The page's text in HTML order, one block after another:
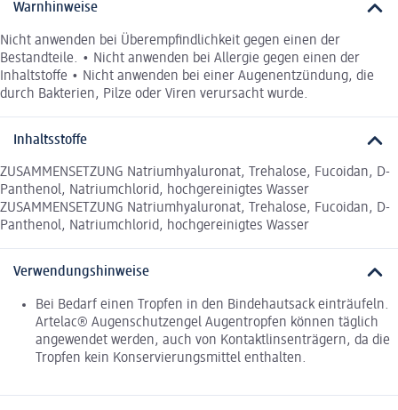
Warnhinweise
Nicht anwenden bei Überempfindlichkeit gegen einen der
Bestandteile. • Nicht anwenden bei Allergie gegen einen der
Inhaltstoffe • Nicht anwenden bei einer Augenentzündung, die
durch Bakterien, Pilze oder Viren verursacht wurde.
Inhaltsstoffe
ZUSAMMENSETZUNG Natriumhyaluronat, Trehalose, Fucoidan, D-
Panthenol, Natriumchlorid, hochgereinigtes Wasser
ZUSAMMENSETZUNG Natriumhyaluronat, Trehalose, Fucoidan, D-
Panthenol, Natriumchlorid, hochgereinigtes Wasser
Verwendungshinweise
Bei Bedarf einen Tropfen in den Bindehautsack einträufeln.
Artelac® Augenschutzengel Augentropfen können täglich
angewendet werden, auch von Kontaktlinsenträgern, da die
Tropfen kein Konservierungsmittel enthalten.